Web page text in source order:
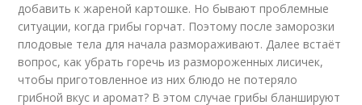
добавить к жареной картошке. Но бывают проблемные
ситуации, когда грибы горчат. Поэтому после заморозки
плодовые тела для начала размораживают. Далее встаёт
вопрос, как убрать горечь из размороженных лисичек,
чтобы приготовленное из них блюдо не потеряло
грибной вкус и аромат? В этом случае грибы бланшируют